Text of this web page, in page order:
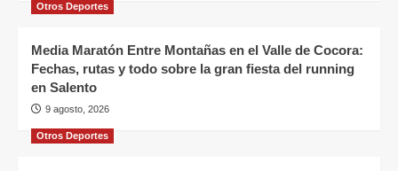
Otros Deportes
Media Maratón Entre Montañas en el Valle de Cocora:
Fechas, rutas y todo sobre la gran fiesta del running
en Salento
9 agosto, 2026
Otros Deportes